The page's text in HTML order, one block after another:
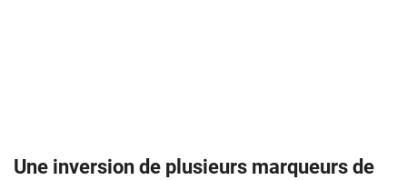
Une inversion de plusieurs marqueurs de